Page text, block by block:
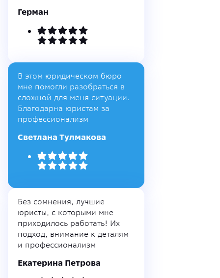
Герман
В этом юридическом бюро
мне помогли разобраться в
сложной для меня ситуации.
Благодарна юристам за
профессионализм
Светлана Тулмакова
Без сомнения, лучшие
юристы, с которыми мне
приходилось работать! Их
подход, внимание к деталям
и профессионализм
Екатерина Петрова